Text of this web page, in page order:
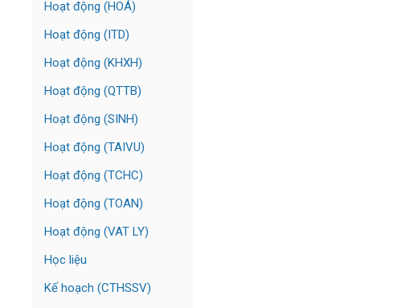
Hoạt động (HOÁ)
Hoạt động (ITD)
Hoạt động (KHXH)
Hoạt động (QTTB)
Hoạt động (SINH)
Hoạt động (TAIVU)
Hoạt động (TCHC)
Hoạt động (TOAN)
Hoạt động (VAT LY)
Học liệu
Kế hoạch (CTHSSV)